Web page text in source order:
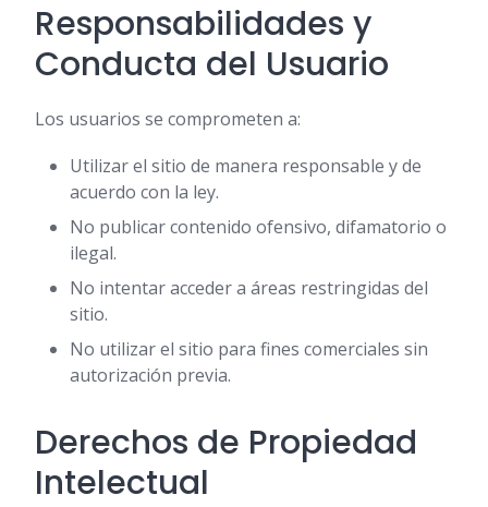
Responsabilidades y
Conducta del Usuario
Los usuarios se comprometen a:
Utilizar el sitio de manera responsable y de
acuerdo con la ley.
No publicar contenido ofensivo, difamatorio o
ilegal.
No intentar acceder a áreas restringidas del
sitio.
No utilizar el sitio para fines comerciales sin
autorización previa.
Derechos de Propiedad
Intelectual